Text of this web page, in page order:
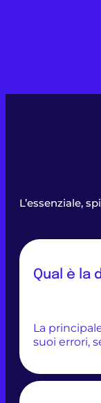
L’essenziale,
Qual è la
La
suoi errori,